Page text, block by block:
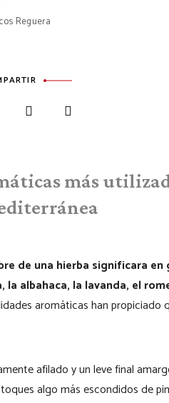
Reguera
más
de una hierba significara
albahaca, la lavanda, el
aromáticas han propiciado
afilado y un leve final
algo más escondidos de